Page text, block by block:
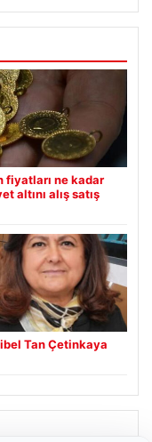
fiyatları ne kadar
altını alış satış
Tan Çetinkaya